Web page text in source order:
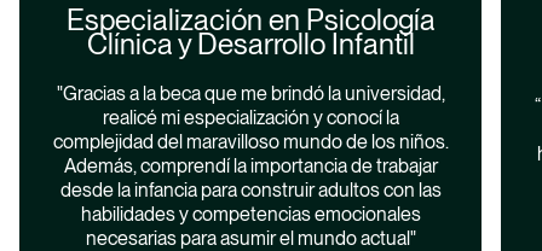
Especialización en Psicología
Clínica y Desarrollo Infantil
"Gracias a la beca que me brindó la universidad,
realicé mi especialización y conocí la
complejidad del maravilloso mundo de los niños.
Además, comprendí la importancia de trabajar
desde la infancia para construir adultos con las
habilidades y competencias emocionales
necesarias para asumir el mundo actual"